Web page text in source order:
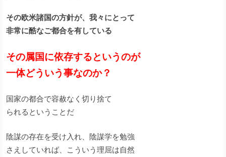
その欧米諸国の方針が、我々にとって
非常に酷なご都合を有している
その属国に依存するというのが
一体どういう事なのか？
国家の都合で容赦なく切り捨て
られるということだ
陰謀の存在を受け入れ、陰謀学を勉強
さえしていれば、こういう理屈は自然